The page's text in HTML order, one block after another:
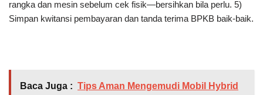
rangka dan mesin sebelum cek fisik—bersihkan bila perlu. 5)
Simpan kwitansi pembayaran dan tanda terima BPKB baik-baik.
Baca Juga : Tips Aman Mengemudi Mobil Hybrid